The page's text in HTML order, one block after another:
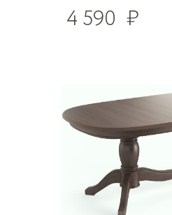
4 590 ₽